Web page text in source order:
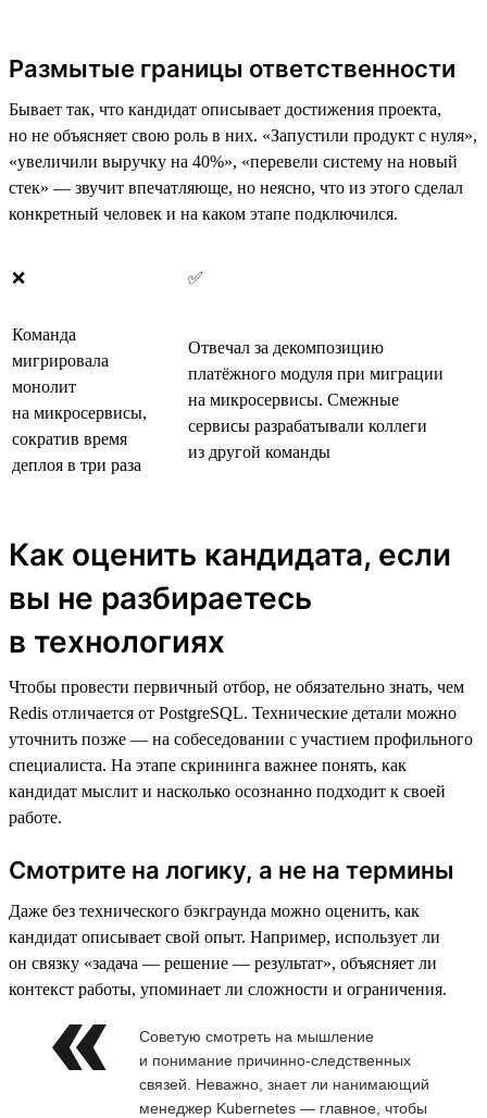
Размытые границы ответственности
Бывает так, что кандидат описывает достижения проекта,
но не объясняет свою роль в них. «Запустили продукт с нуля»,
«увеличили выручку на 40%», «перевели систему на новый
стек» — звучит впечатляюще, но неясно, что из этого сделал
конкретный человек и на каком этапе подключился.
❌ ✅
Команда
мигрировала
монолит
на микросервисы,
сократив время
деплоя в три раза
Отвечал за декомпозицию
платёжного модуля при миграции
на микросервисы. Смежные
сервисы разрабатывали коллеги
из другой команды
Как оценить кандидата, если
вы не разбираетесь
в технологиях
Чтобы провести первичный отбор, не обязательно знать, чем
Redis отличается от PostgreSQL. Технические детали можно
уточнить позже — на собеседовании с участием профильного
специалиста. На этапе скрининга важнее понять, как
кандидат мыслит и насколько осознанно подходит к своей
работе.
Смотрите на логику, а не на термины
Даже без технического бэкграунда можно оценить, как
кандидат описывает свой опыт. Например, использует ли
он связку «задача — решение — результат», объясняет ли
контекст работы, упоминает ли сложности и ограничения.
Советую смотреть на мышление
и понимание причинно-следственных
связей. Неважно, знает ли нанимающий
менеджер Kubernetes — главное, чтобы